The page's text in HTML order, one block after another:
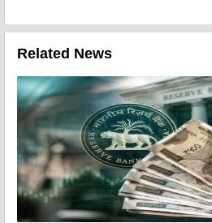
Related News